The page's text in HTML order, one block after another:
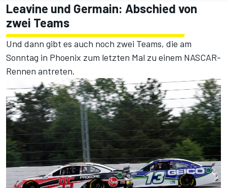
Leavine und Germain: Abschied von
zwei Teams
Und dann gibt es auch noch zwei Teams, die am
Sonntag in Phoenix zum letzten Mal zu einem NASCAR-
Rennen antreten.